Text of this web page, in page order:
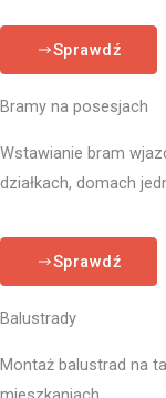
Sprawdź
Bramy na posesjach
Wstawianie bram
działkach, domach
Sprawdź
Balustrady
Montaż balustrad na